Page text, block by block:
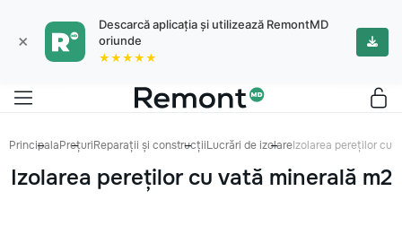
×
Descarcă aplicația și utilizează RemontMD
oriunde
★★★★★
PrincipalaPrețuriReparații și construcțiiLucrări de izolareIzolarea pereților cu
Izolarea pereților cu vată minerală m2